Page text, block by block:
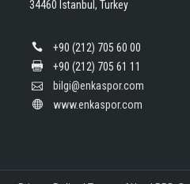
34460 Istanbul, Turkey
+90 (212) 705 60 00
+90 (212) 705 61 11
bilgi@enkaspor.com
www.enkaspor.com